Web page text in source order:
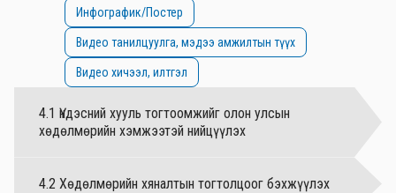
Инфографик/Постер
Видео танилцуулга, мэдээ амжилтын түүх
Видео хичээл, илтгэл
4.1 Үндэсний хууль тогтоомжийг олон улсын
хөдөлмөрийн хэмжээтэй нийцүүлэх
4.2 Хөдөлмөрийн хяналтын тогтолцоог бэхжүүлэх